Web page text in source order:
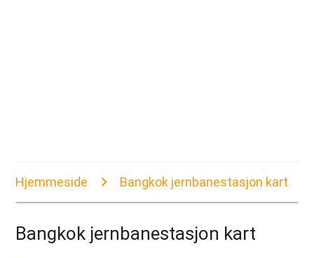
Hjemmeside Bangkok jernbanestasjon kart
Bangkok jernbanestasjon kart